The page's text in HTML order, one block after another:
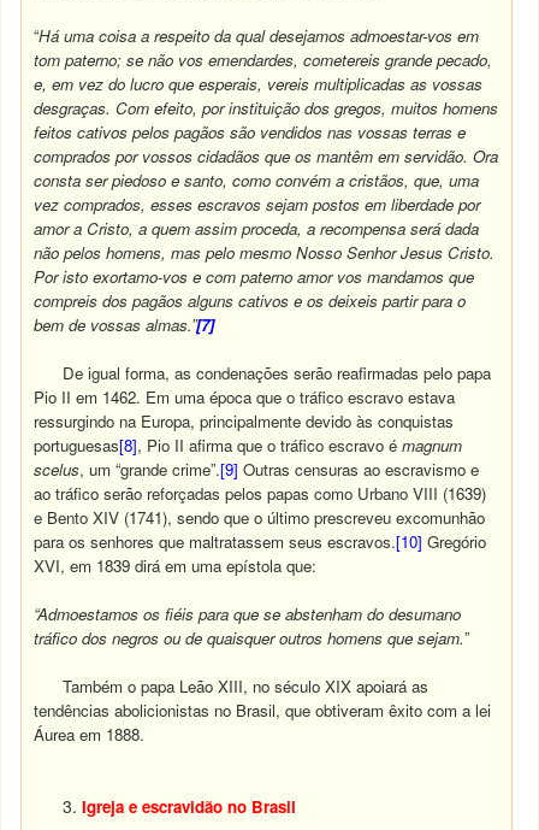
“Há uma coisa a respeito da qual desejamos admoestar-vos em
tom paterno; se não vos emendardes, cometereis grande pecado,
e, em vez do lucro que esperais, vereis multiplicadas as vossas
desgraças. Com efeito, por instituição dos gregos, muitos homens
feitos cativos pelos pagãos são vendidos nas vossas terras e
comprados por vossos cidadãos que os mantêm em servidão. Ora
consta ser piedoso e santo, como convém a cristãos, que, uma
vez comprados, esses escravos sejam postos em liberdade por
amor a Cristo, a quem assim proceda, a recompensa será dada
não pelos homens, mas pelo mesmo Nosso Senhor Jesus Cristo.
Por isto exortamo-vos e com paterno amor vos mandamos que
compreis dos pagãos alguns cativos e os deixeis partir para o
bem de vossas almas.”[7]
De igual forma, as condenações serão reafirmadas pelo papa
Pio II em 1462. Em uma época que o tráfico escravo estava
ressurgindo na Europa, principalmente devido às conquistas
portuguesas[8], Pio II afirma que o tráfico escravo émagnum
scelus, um “grande crime”.[9] Outras censuras ao escravismo e
ao tráfico serão reforçadas pelos papas como Urbano VIII (1639)
e Bento XIV (1741), sendo que o último prescreveu excomunhão
para os senhores que maltratassem seus escravos.[10] Gregório
XVI, em 1839 dirá em uma epístola que:
“Admoestamos os fiéis para que se abstenham do desumano
tráfico dos negros ou de quaisquer outros homens que sejam.”
Também o papa Leão XIII, no século XIX apoiará as
tendências abolicionistas no Brasil, que obtiveram êxito com a lei
Áurea em 1888.
Igreja e escravidão no Brasil